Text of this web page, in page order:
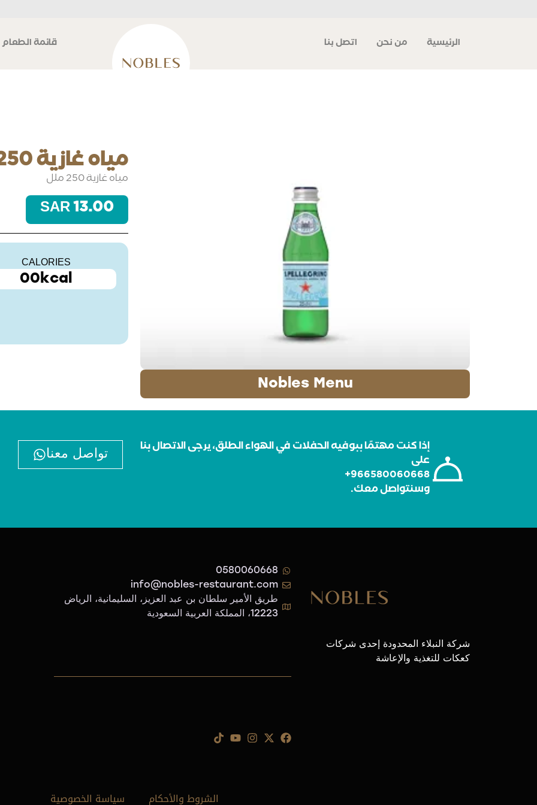
الرئيسية من نحن اتصل بنا قائمة الطعام
Nobles Menu
مياه غازية 250 ملل
مياه غازية 250 ملل
13.00 SAR
CALORIES
00kcal
إذا كنت مهتمًا ببوفيه الحفلات في الهواء الطلق، يرجى الاتصال بنا
على
966580060668+
وسنتواصل معك.
تواصل معنا
شركة النبلاء المحدودة إحدى شركات
كعكات للتغذية والإعاشة
0580060668
info@nobles-restaurant.com
طريق الأمير سلطان بن عبد العزيز، السليمانية، الرياض
12223، المملكة العربية السعودية
الشروط والأحكام سياسة الخصوصية